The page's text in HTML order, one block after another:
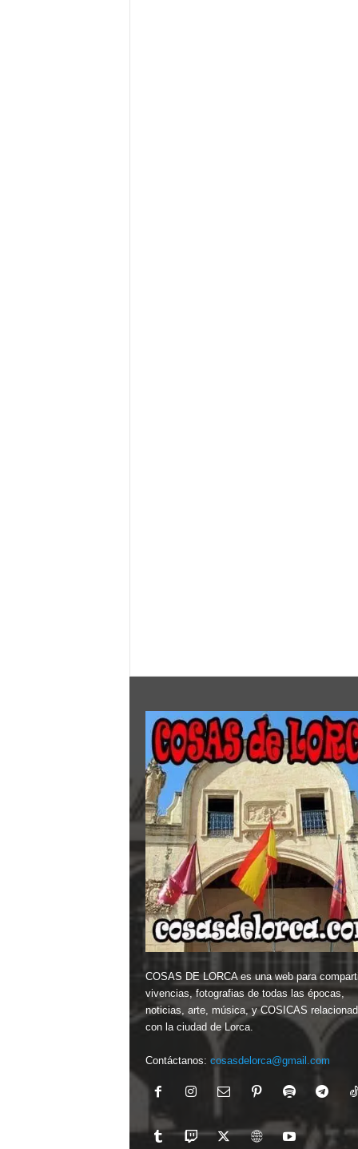
COSAS DE LORCA es una web para
vivencias, fotografias de todas las épocas,
noticias, arte, música, y COSICAS
con la ciudad de Lorca.
Contáctanos: cosasdelorca@gmail.com